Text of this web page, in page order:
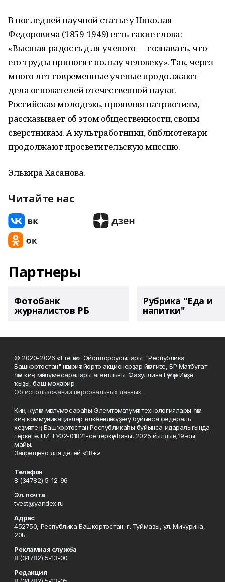
В последней научной статье у Николая
Федоровича (1859-1949) есть такие слова:
«Высшая радость для ученого — сознавать, что
его труды приносят пользу человеку». Так, через
много лет современные ученые продолжают
дела основателей отечественной науки.
Российская молодежь, проявляя патриотизм,
рассказывает об этом общественности, своим
сверстникам. А культработники, библиотекари
продолжают просветительскую миссию.
Эльвира Хасанова.
Читайте нас
Партнеры
Фотобанк
журналистов РБ
Рубрика "Еда и
напитки"
© 2020-2026 «Етегән». Ойоштороусылары: "Республика
Башкортостан" нәшриәт йорто акционерҙар йәмғиәте, БР Матбуғат
һәм киң мәғлүмәт саралары агентлығы. Фазуллина Гәүһәр Йәүҙәт
ҡыҙы, баш мөхәррир.
Об использовании персональных данных
Киң-күләм мәғлүмәт сараһы Элемтә, мәғлүмәт технологиялары һәм
киң коммуникациялар өлкәһендә күҙәтеү буйынса федераль
хеҙмәттең Башҡортостан Республикаһы буйынса идаралығында
теркәлгән, ПИ ТУ02-01821-се теркәү һаны, 2025 йылдың 19-сы
майы.
Запрещено для детей «18+»
Телефон
8 (34782) 5-12-96
Эл. почта
tvest@yandex.ru
Адрес
452750, Республика Башкортостан, г. Туймазы, ул. Мичурина,
20Б
Рекламная служба
8 (34782) 5-13-00
Редакция